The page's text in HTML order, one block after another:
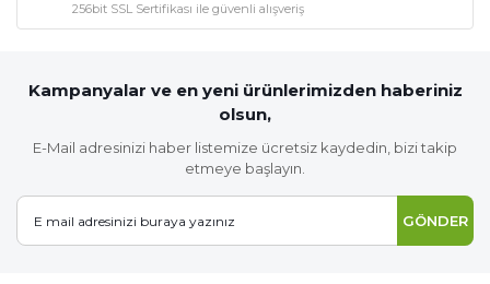
256bit SSL Sertifikası ile güvenli alışveriş
Kampanyalar ve en yeni ürünlerimizden haberiniz
olsun,
E-Mail adresinizi haber listemize ücretsiz kaydedin, bizi takip
etmeye başlayın.
GÖNDER